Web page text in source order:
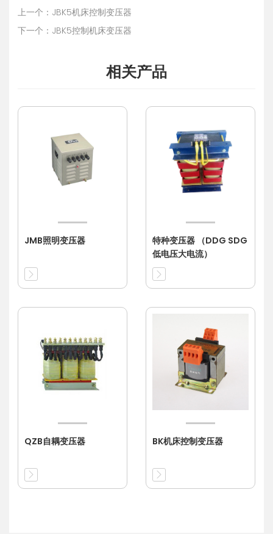
上一个：JBK5机床控制变压器
下一个：JBK5控制机床变压器
相关产品
JMB照明变压器
特种变压器 （DDG SDG
低电压大电流）
QZB自耦变压器 BK机床控制变压器